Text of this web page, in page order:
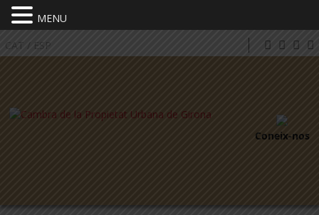
CAT / ESP
Coneix-nos
MENU